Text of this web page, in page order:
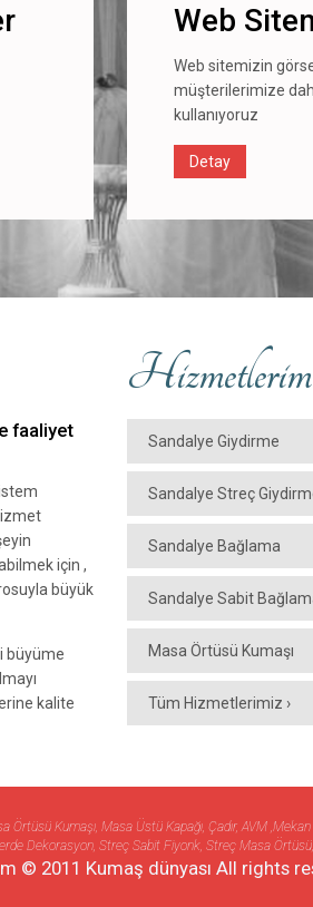
Web
Web sitemizin
müşterilerimize
kullanıyoruz
Detay
faaliyet
için ,
büyük
büyüme
kalite
Sandalye Giydirme
Sandalye Streç
Sandalye Bağlama
Sandalye Sabit
Masa Örtüsü Kumaşı
Tüm Hizmetlerimiz ›
Kumaşı, Masa Üstü Kapağı, Çadır, AVM
Dekorasyon, Streç Sabit Fiyonk, Streç Masa
© 2011 Kumaş dünyası All rights